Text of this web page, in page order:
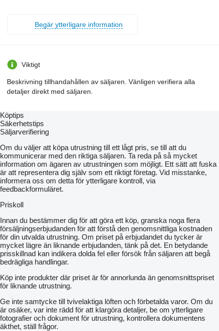
Begär ytterligare information
Viktigt
Beskrivning tillhandahållen av säljaren. Vänligen verifiera alla
detaljer direkt med säljaren.
Köptips
Säkerhetstips
Säljarverifiering
Om du väljer att köpa utrustning till ett lågt pris, se till att du
kommunicerar med den riktiga säljaren. Ta reda på så mycket
information om ägaren av utrustningen som möjligt. Ett sätt att fuska
är att representera dig själv som ett riktigt företag. Vid misstanke,
informera oss om detta för ytterligare kontroll, via
feedbackformuläret.
Priskoll
Innan du bestämmer dig för att göra ett köp, granska noga flera
försäljningserbjudanden för att förstå den genomsnittliga kostnaden
för din utvalda utrustning. Om priset på erbjudandet du tycker är
mycket lägre än liknande erbjudanden, tänk på det. En betydande
prisskillnad kan indikera dolda fel eller försök från säljaren att begå
bedrägliga handlingar.
Köp inte produkter där priset är för annorlunda än genomsnittspriset
för liknande utrustning.
Ge inte samtycke till tvivelaktiga löften och förbetalda varor. Om du
är osäker, var inte rädd för att klargöra detaljer, be om ytterligare
fotografier och dokument för utrustning, kontrollera dokumentens
äkthet, ställ frågor.